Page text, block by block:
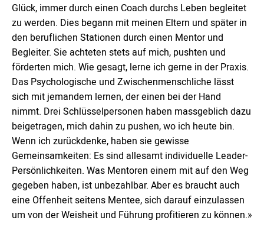
Glück, immer durch einen Coach durchs Leben begleitet
zu werden. Dies begann mit meinen Eltern und später in
den beruflichen Stationen durch einen Mentor und
Begleiter. Sie achteten stets auf mich, pushten und
förderten mich. Wie gesagt, lerne ich gerne in der Praxis.
Das Psychologische und Zwischenmenschliche lässt
sich mit jemandem lernen, der einen bei der Hand
nimmt. Drei Schlüsselpersonen haben massgeblich dazu
beigetragen, mich dahin zu pushen, wo ich heute bin.
Wenn ich zurückdenke, haben sie gewisse
Gemeinsamkeiten: Es sind allesamt individuelle Leader-
Persönlichkeiten. Was Mentoren einem mit auf den Weg
gegeben haben, ist unbezahlbar. Aber es braucht auch
eine Offenheit seitens Mentee, sich darauf einzulassen
um von der Weisheit und Führung profitieren zu können.»